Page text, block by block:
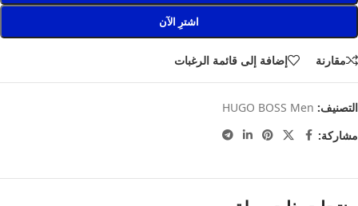
اشترِ الآن
مقارنة إضافة إلى قائمة الرغبات
التصنيف: HUGO BOSS Men
مشاركة: